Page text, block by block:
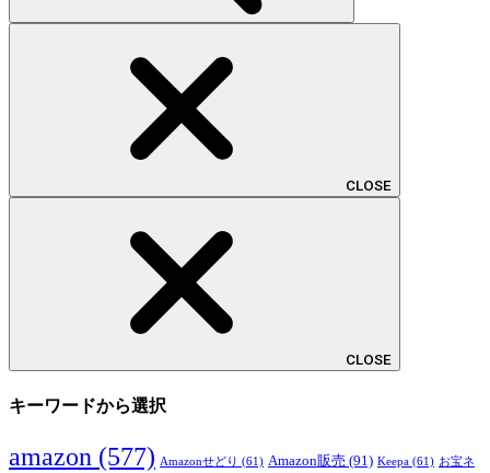
CLOSE
CLOSE
キーワードから選択
amazon (577) Amazonせどり (61) Amazon販売 (91) Keepa (61) お宝ネ